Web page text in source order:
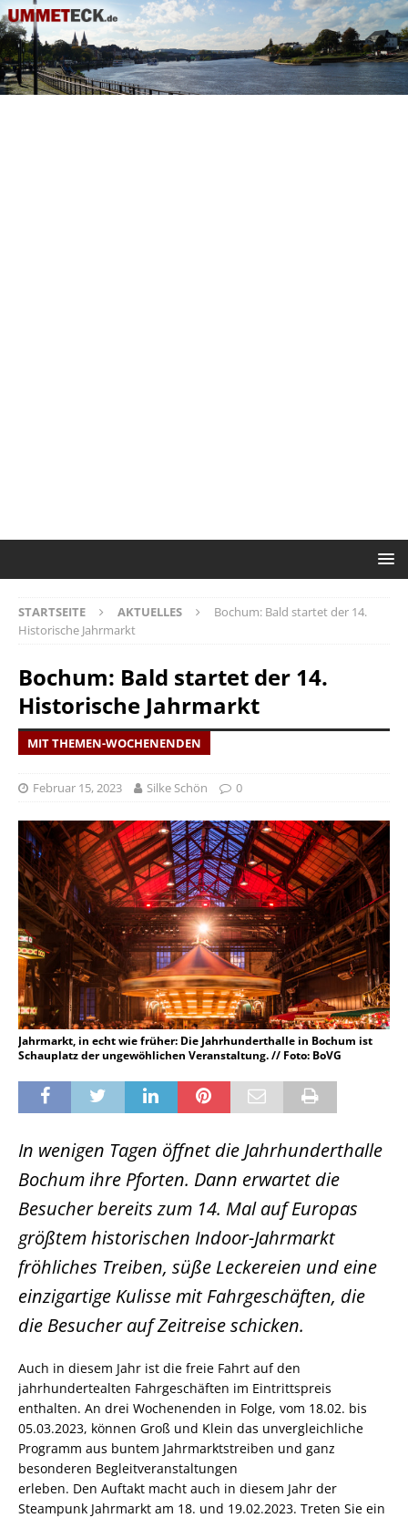
STARTSEITE AKTUELLES
Bochum: Bald startet der 14.
Historische Jahrmarkt
Bochum: Bald startet der 14.
Historische Jahrmarkt
MIT THEMEN-WOCHENENDEN
Februar 15, 2023 Silke Schön 0
Jahrmarkt, in echt wie früher: Die Jahrhunderthalle in Bochum ist
Schauplatz der ungewöhlichen Veranstaltung. // Foto: BoVG
In wenigen Tagen öffnet die Jahrhunderthalle
Bochum ihre Pforten. Dann erwartet die
Besucher bereits zum 14. Mal auf Europas
größtem historischen Indoor-Jahrmarkt
fröhliches Treiben, süße Leckereien und eine
einzigartige Kulisse mit Fahrgeschäften, die
die Besucher auf Zeitreise schicken.
Auch in diesem Jahr ist die freie Fahrt auf den
jahrhundertealten Fahrgeschäften im Eintrittspreis
enthalten. An drei Wochenenden in Folge, vom 18.02. bis
05.03.2023, können Groß und Klein das unvergleichliche
Programm aus buntem Jahrmarktstreiben und ganz
besonderen Begleitveranstaltungen
erleben. Den Auftakt macht auch in diesem Jahr der
Steampunk Jahrmarkt am 18. und 19.02.2023. Treten Sie ein